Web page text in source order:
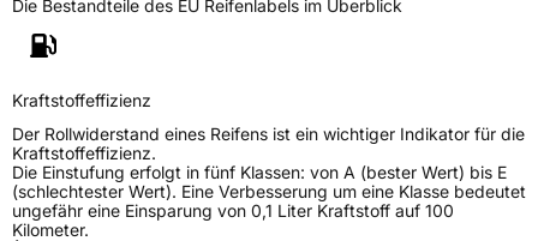
Weitere Eigenschaften
Schlauchtyp
Zustand Neureifen
M+SJa
C-ReifenJa
Die Bestandteile des EU Reifenlabels im Überblick
Kraftstoffeffizienz
Der Rollwiderstand eines Reifens ist ein wichtiger Indikator für die
Kraftstoffeffizienz.
Die Einstufung erfolgt in fünf Klassen: von A (bester Wert) bis E
(schlechtester Wert). Eine Verbesserung um eine Klasse bedeutet
ungefähr eine Einsparung von 0,1 Liter Kraftstoff auf 100
Kilometer.